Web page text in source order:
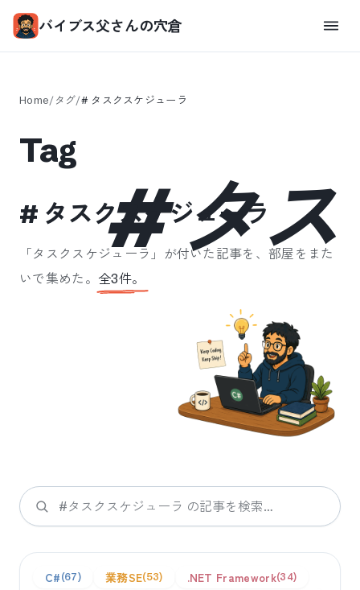
バイブス父さんの穴倉
Home/タグ/# タスクスケジューラ
#タ
Tag
# タスクスケジューラ
「タスクスケジューラ 」が付いた記事を、部屋をまた
いで集めた。 全3件。
検索
C# 67 業務SE 53 .NET Framework 34